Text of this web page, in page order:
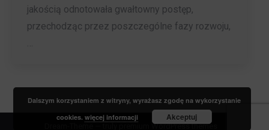
jakością odnotowała gwałtowny postęp,
przechodząc przez poszczególne fazy rozwoju,
…
premium WordPress themes
Dalszym korzystaniem z witryny, wyrażasz zgodę na wykorzystanie
cookies. więcej informacji Akceptuj